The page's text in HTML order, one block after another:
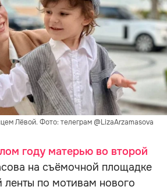
Лёвой. Фото: телеграм @LizaArzamasova
году матерью во второй
на съёмочной площадке
по мотивам нового